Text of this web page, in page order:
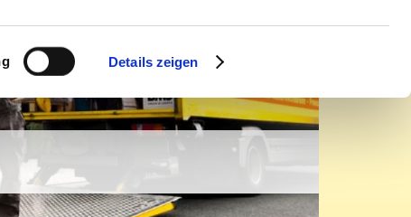
Details zeigen